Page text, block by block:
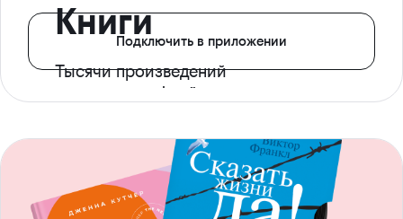
Книги
Тысячи произведений
с доступом офлайн
Подключить в приложении